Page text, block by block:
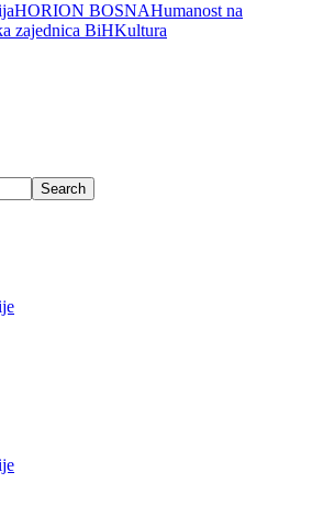
HORION BOSNAHumanost na
zajednica BiHKultura